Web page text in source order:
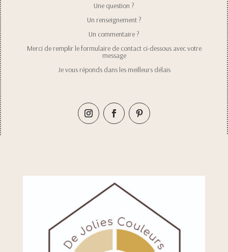
Une question ?
Un renseignement ?
Un commentaire ?
Merci de remplir le formulaire de contact ci-dessous avec votre
message
Je vous réponds dans les meilleurs délais